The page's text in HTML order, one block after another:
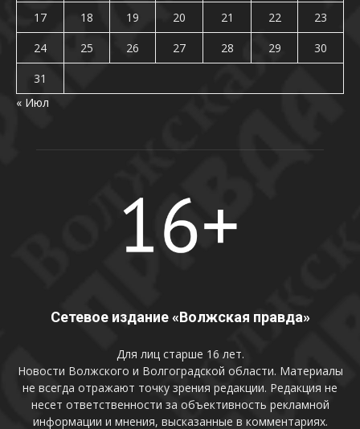
17
18 19 20 21 22
23
24
25 26 27 28 29
30
31
« Июл
Сетевое издание «Волжская правда»
Для лиц старше 16 лет.
Новости Волжского и Волгоградской области. Материалы
не всегда отражают точку зрения редакции. Редакция не
несет ответственности за объективность рекламной
информации и мнения, высказанные в комментариях.